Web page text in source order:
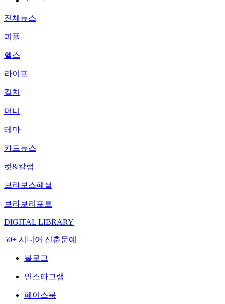
전체뉴스
피플
헬스
라이프
컬처
머니
테마
카드뉴스
컷&칼럼
브라보스페셜
브라보리포트
DIGITAL LIBRARY
50+ 시니어 신춘문예
블로그
인스타그램
페이스북